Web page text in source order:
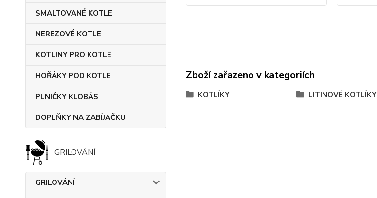
SMALTOVANÉ KOTLE
NEREZOVÉ KOTLE
KOTLINY PRO KOTLE
HOŘÁKY POD KOTLE
PLNIČKY KLOBÁS
DOPLŇKY NA ZABÍJAČKU
GRILOVÁNÍ
GRILOVÁNÍ
Zboží zařazeno v kategoriích
KOTLÍKY LITINOVÉ KOTLÍKY